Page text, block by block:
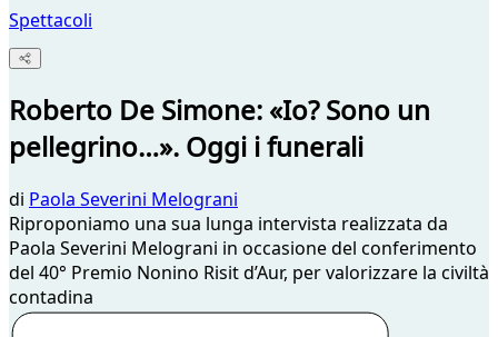
Spettacoli
Roberto De Simone: «Io? Sono un
pellegrino…». Oggi i funerali
di Paola Severini Melograni
Riproponiamo una sua lunga intervista realizzata da
Paola Severini Melograni in occasione del conferimento
del 40° Premio Nonino Risit d’Aur, per valorizzare la civiltà
contadina